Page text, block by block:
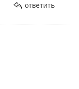
ответить